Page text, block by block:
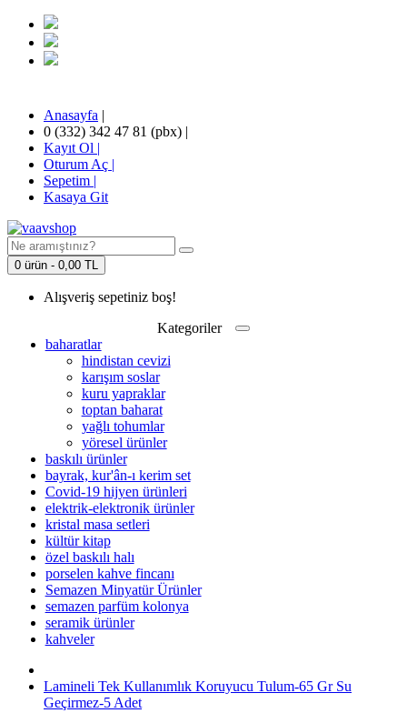
Anasayfa |
0 (332) 342 47 81 (pbx) |
Kayıt Ol |
Oturum Aç |
Sepetim |
Kasaya Git
0 ürün - 0,00 TL
Alışveriş sepetiniz boş!
Kategoriler
baharatlar
hindistan cevizi
karışım soslar
kuru yapraklar
toptan baharat
yağlı tohumlar
yöresel ürünler
baskılı ürünler
bayrak, kur'ân-ı kerim set
Covid-19 hijyen ürünleri
elektrik-elektronik ürünler
kristal masa setleri
kültür kitap
özel baskılı halı
porselen kahve fincanı
Semazen Minyatür Ürünler
semazen parfüm kolonya
seramik ürünler
kahveler
Lamineli Tek Kullanımlık Koruyucu Tulum-65 Gr Su
Geçirmez-5 Adet